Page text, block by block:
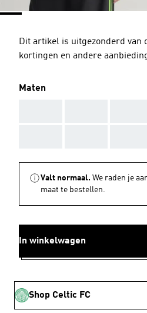
Dit artikel is uitgezonderd van
kortingen en andere
Maten
Valt normaal. We raden je
maat te bestellen.
In winkelwagen
Shop Celtic FC